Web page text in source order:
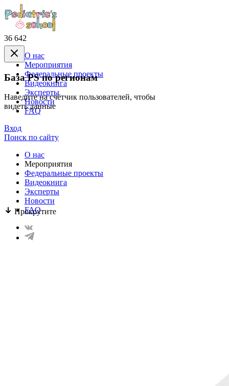
36 642
База PS по регионам
Наведите на счётчик пользователей, чтобы
видеть данные
Прокрутите
О нас
Mероприятия
Федеральные проекты
Видеокнига
Эксперты
Новости
FAQ
Вход
Поиск по сайту
О нас
Mероприятия
Федеральные проекты
Видеокнига
Эксперты
Новости
FAQ